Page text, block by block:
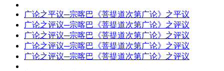
广论之平议─宗喀巴《菩提道次第广论》之平议
广论之评议─宗喀巴《菩提道次第广论》之评议
广论之评议─宗喀巴《菩提道次第广论》之评议
广论之评议─宗喀巴《菩提道次第广论》之评议
广论之评议─宗喀巴《菩提道次第广论》之评议